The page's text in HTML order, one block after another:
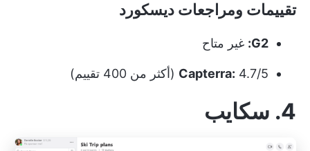
تقييمات ومراجعات ديسكورد
G2: غير متاح
Capterra: 4.7/5 (أكثر من 400 تقييم)
4. سكايب